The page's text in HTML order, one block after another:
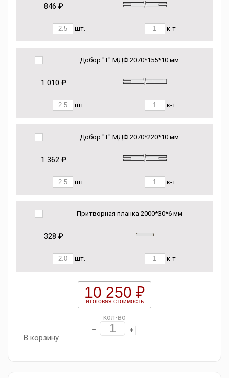
846 ₽
шт. к-т
Добор "Т" МДФ 2070*155*10 мм
1 010 ₽
шт. к-т
Добор "Т" МДФ 2070*220*10 мм
1 362 ₽
шт. к-т
Притворная планка 2000*30*6 мм
328 ₽
шт. к-т
10 250 ₽
итоговая стоимость
кол-во
В корзину